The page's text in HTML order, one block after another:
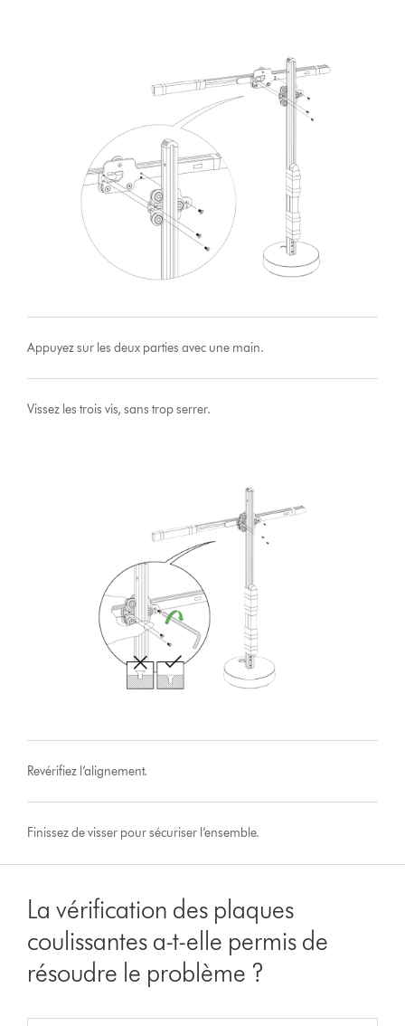
Appuyez sur les deux parties avec une main.
Vissez les trois vis, sans trop serrer.
Revérifiez l’alignement.
Finissez de visser pour sécuriser l’ensemble.
La vérification des plaques
coulissantes a-t-elle permis de
résoudre le problème ?